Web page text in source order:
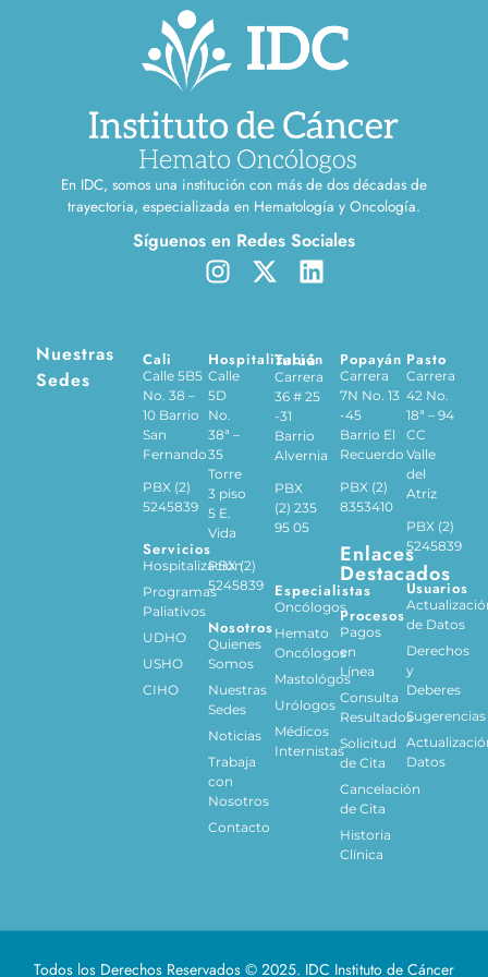
En IDC, somos una institución con más de dos décadas de
trayectoria, especializada en Hematología y Oncología.
Síguenos en Redes Sociales
Nuestras
Sedes
Cali
Calle 5B5
No. 38 –
10 Barrio
San
Fernando
PBX (2)
5245839
Servicios
Hospitalización
Programas
Paliativos
UDHO
USHO
CIHO
Hospitalización
Calle
5D
No.
38ª –
35
Torre
3 piso
5 E.
Vida
PBX (2)
5245839
Nosotros
Quienes
Somos
Nuestras
Sedes
Noticias
Trabaja
con
Nosotros
Contacto
Tuluá
Carrera
36 # 25
-31
Barrio
Alvernia
PBX
(2) 235
95 05
Especialistas
Oncólogos
Hemato
Oncólogos
Mastológos
Urólogos
Médicos
Internistas
Popayán
Carrera
7N No. 13
-45
Barrio El
Recuerdo
PBX (2)
8353410
Enlaces
Destacados
Procesos
Pagos
en
Línea
Consulta
Resultados
Solicitud
de Cita
Cancelación
de Cita
Historia
Clínica
Pasto
Carrera
42 No.
18ª – 94
CC
Valle
del
Atriz
PBX (2)
5245839
Usuarios
de Datos
Derechos
y
Deberes
Sugerencias
Datos
Todos los Derechos Reservados © 2025. IDC Instituto de Cáncer